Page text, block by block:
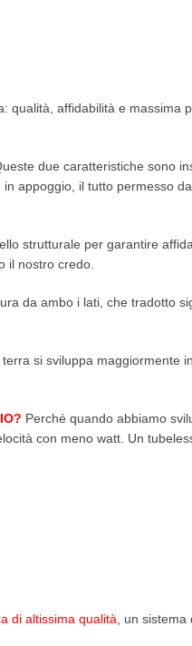
qualità, affidabilità e massima
due caratteristiche sono
appoggio, il tutto permesso
strutturale per garantire
il nostro credo.
da ambo i lati, che tradotto
si sviluppa
Perché quando abbiamo
con meno watt. Un
di altissima qualità, un sistema